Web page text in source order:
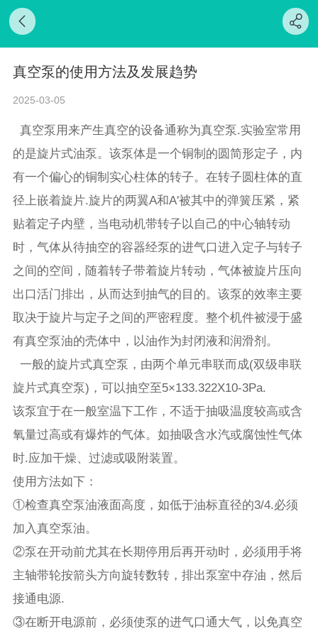
真空泵的使用方法及发展趋势
2025-03-05
真空泵用来产生真空的设备通称为真空泵.实验室常用
的是旋片式油泵。该泵体是一个铜制的圆简形定子，内
有一个偏心的铜制实心柱体的转子。在转子圆柱体的直
径上嵌着旋片.旋片的两翼A和A'被其中的弹簧压紧，紧
贴着定子内壁，当电动机带转子以自己的中心轴转动
时，气体从待抽空的容器经泵的进气口进入定子与转子
之间的空间，随着转子带着旋片转动，气体被旋片压向
出口活门排出，从而达到抽气的目的。该泵的效率主要
取决于旋片与定子之间的严密程度。整个机件被浸于盛
有真空泵油的壳体中，以油作为封闭液和润滑剂。
一般的旋片式真空泵，由两个单元串联而成(双级串联
旋片式真空泵)，可以抽空至5×133.322X10-3Pa.
该泵宜于在一般室温下工作，不适于抽吸温度较高或含
氧量过高或有爆炸的气体。如抽吸含水汽或腐蚀性气体
时.应加干燥、过滤或吸附装置。
使用方法如下：
①检查真空泵油液面高度，如低于油标直径的3/4.必须
加入真空泵油。
②泵在开动前尤其在长期停用后再开动时，必须用手将
主轴带轮按箭头方向旋转数转，排出泵室中存油，然后
接通电源.
③在断开电源前，必须使泵的进气口通大气，以免真空